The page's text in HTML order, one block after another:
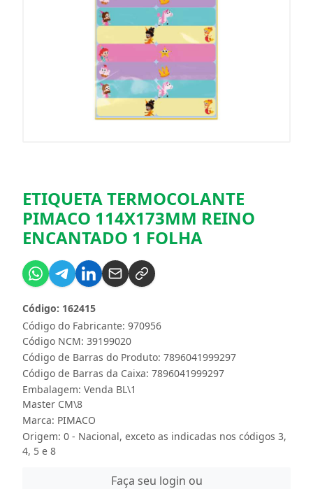
ETIQUETA TERMOCOLANTE
PIMACO 114X173MM REINO
ENCANTADO 1 FOLHA
Código do Fabricante: 970956
Código: 162415
Código NCM: 39199020
Código de Barras do Produto: 7896041999297
Código de Barras da Caixa: 7896041999297
Embalagem: Venda BL\1
Master CM\8
Marca: PIMACO
Origem: 0 - Nacional, exceto as indicadas nos códigos 3,
4, 5 e 8
Faça seu login ou